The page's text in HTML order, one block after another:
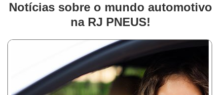
Notícias sobre o mundo automotivo
na RJ PNEUS!